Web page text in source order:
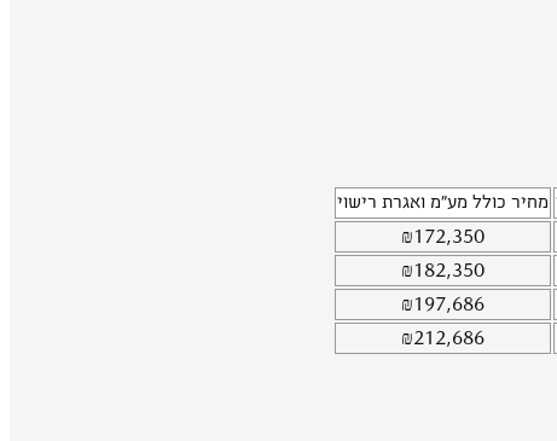
מחיר כולל מע"מ ואגרת רישוי
₪172,350
₪182,350
₪197,686
₪212,686